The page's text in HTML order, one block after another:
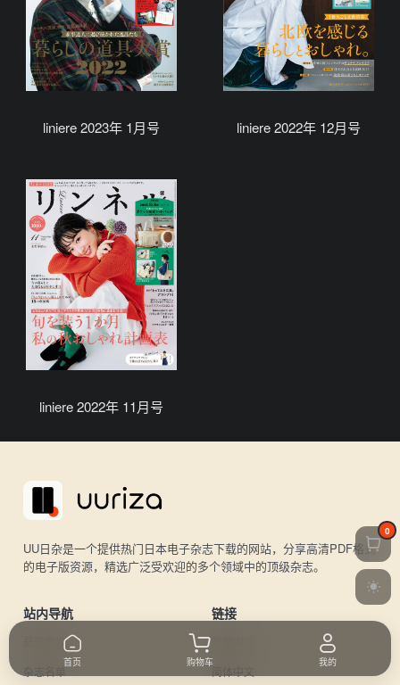
liniere 2023年 1月号 liniere 2022年 12月号
liniere 2022年 11月号
UU日杂是一个提供热门日本电子杂志下载的网站，分享高清PDF格式
的电子版资源，精选广泛受欢迎的多个领域中的顶级杂志。
站内导航
最近更新
杂志名单
链接
简体中文
0
首页 购物车 我的